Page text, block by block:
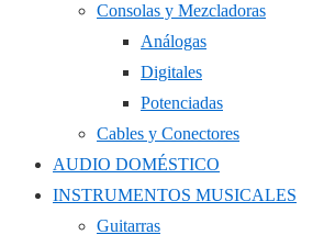
Consolas y Mezcladoras
Análogas
Digitales
Potenciadas
Cables y Conectores
AUDIO DOMÉSTICO
INSTRUMENTOS MUSICALES
Guitarras